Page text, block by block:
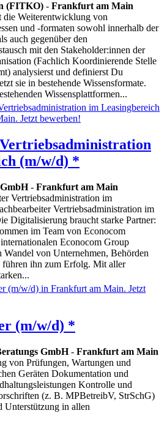
(FITKO) - Frankfurt am Main
die Weiterentwicklung von
und -formaten sowohl innerhalb der
auch gegenüber den
mit den Stakeholder:innen der
(Fachlich Koordinierende Stelle
analysierst und definierst Du
sie in bestehende Wissensformate.
Wissensplattformen...
(m/w/d) *
- Frankfurt am Main
Vertriebsadministration im
Vertriebsadministration im
Digitalisierung braucht starke Partner:
im Team von Econocom
Econocom Group
von Unternehmen, Behörden
führen ihn zum Erfolg. Mit aller
(m/w/d) *
GmbH- Frankfurt am Main
von Prüfungen, Wartungen und
Geräten Dokumentation und
Kontrolle und
(z. B. MPBetreibV, StrSchG)
Unterstützung in allen